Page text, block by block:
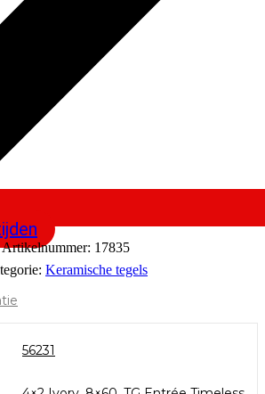
Artikelnummer: 17835
Keramische tegels
56231